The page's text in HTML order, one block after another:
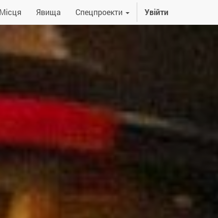
Явища Спецпроекти Увійти